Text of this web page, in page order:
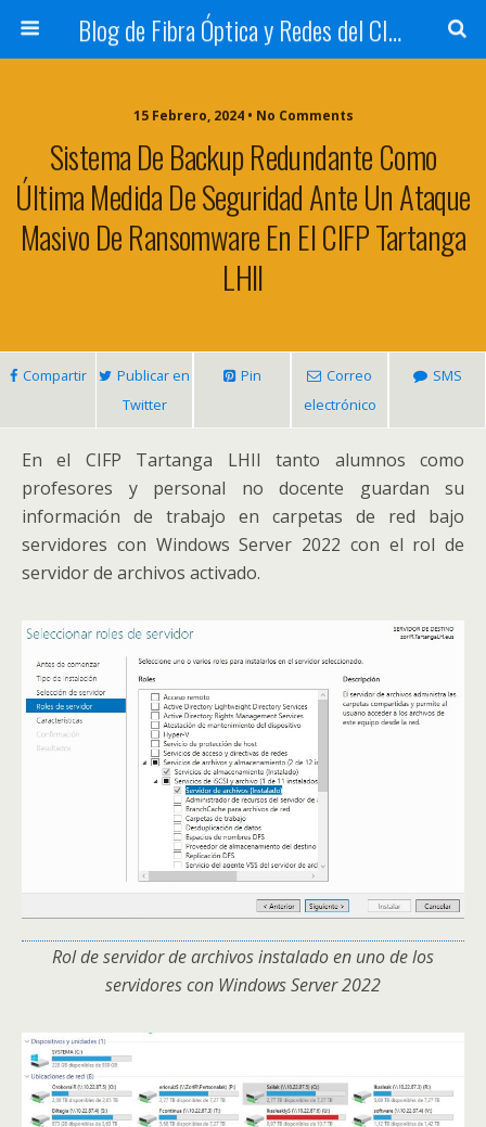
Blog de Fibra Óptica y Redes del CIFP Tartanga
15 Febrero, 2024 • No Comments
Sistema De Backup Redundante Como
Última Medida De Seguridad Ante Un Ataque
Masivo De Ransomware En El CIFP Tartanga
LHII
Compartir
Publicar en
Twitter
Pin
Correo
electrónico
SMS
En el CIFP Tartanga LHII tanto alumnos como
profesores y personal no docente guardan su
información de trabajo en carpetas de red bajo
servidores con Windows Server 2022 con el rol de
servidor de archivos activado.
Rol de servidor de archivos instalado en uno de los
servidores con Windows Server 2022